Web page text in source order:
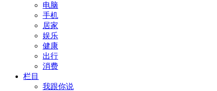
电脑
手机
居家
娱乐
健康
出行
消费
栏目
我跟你说